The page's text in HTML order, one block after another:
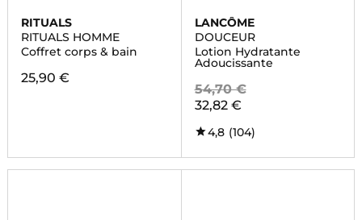
RITUALS
RITUALS HOMME
Coffret corps & bain
25,90 €
LANCÔME
DOUCEUR
Lotion Hydratante
Adoucissante
54,70 €
32,82 €
4,8 (104)